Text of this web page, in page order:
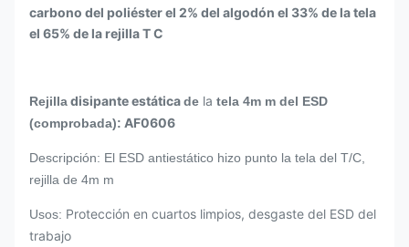
carbono del poliéster el 2% del algodón el 33% de la tela
el 65% de la rejilla T C
Rejilladisipante estáticade la tela 4m m del ESD
(comprobada): AF0606
Descripción: El ESD antiestático hizo punto la tela del T/C,
rejilla de 4m m
Usos: Protección en cuartos limpios, desgaste del ESD del
trabajo